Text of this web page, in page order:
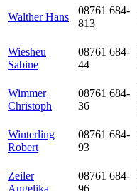
Walther Hans
08761 684-
813
Wiesheu
Sabine
08761 684-
44
Wimmer
Christoph
08761 684-
36
Winterling
Robert
08761 684-
93
Zeiler
Angelika
08761 684-
96